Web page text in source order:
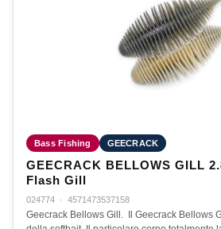
Bass Fishing GEECRACK
GEECRACK BELLOWS GILL
Flash Gill
024774 · 4571473537158
Geecrack Bellows Gill. Il Geecrack Bellows